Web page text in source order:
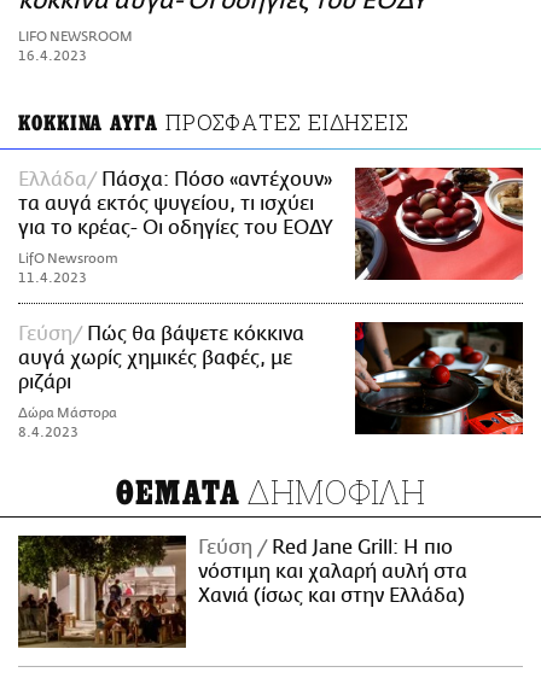
ΑΜΠΑ
PRINT
LIFO NEWSROOM
16.4.2023
ΚΟΚΚΙΝΑ ΑΥΓΑ ΠΡΟΣΦΑΤΕΣ ΕΙΔΗΣΕΙΣ
Ελλάδα
Πάσχα: Πόσο «αντέχουν»
τα αυγά εκτός ψυγείου, τι ισχύει
για το κρέας- Οι οδηγίες του ΕΟΔΥ
LifO Newsroom
11.4.2023
Γεύση
Πώς θα βάψετε κόκκινα
αυγά χωρίς χημικές βαφές, με
ριζάρι
Δώρα Μάστορα
8.4.2023
ΘΕΜΑΤΑ ΔΗΜΟΦΙΛΗ
Γεύση
Red Jane Grill: Η πιο
νόστιμη και χαλαρή αυλή στα
Χανιά (ίσως και στην Ελλάδα)